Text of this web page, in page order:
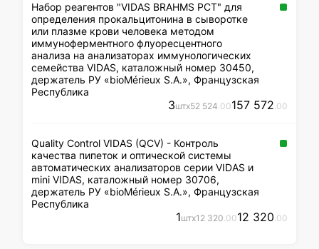
Набор реагентов "VIDAS BRAHMS РСТ" для
определения прокальцитонина в сыворотке
или плазме крови человека методом
иммуноферментного флуоресцентного
анализа на анализаторах иммунологических
семейства VIDAS, каталожный номер 30450,
держатель РУ «bioMérieux S.A.», Французская
Республика
3штx52 524.00157 572.00
Quality Control VIDAS (QCV) - Контроль
качества пипеток и оптической системы
автоматических анализаторов серии VIDAS и
mini VIDAS, каталожный номер 30706,
держатель РУ «bioMérieux S.A.», Французская
Республика
1штx12 320.0012 320.00